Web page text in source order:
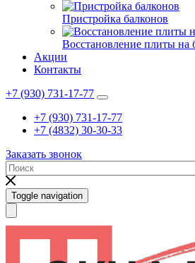
Пристройка балконов
Восстановление плиты на
Акции
Контакты
+7 (930) 731-17-77
+7 (930) 731-17-77
+7 (4832) 30-30-33
Заказать звонок
Toggle navigation